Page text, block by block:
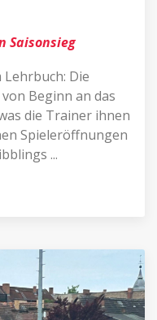
Saisonsieg
Lehrbuch: Die
Beginn an das
die Trainer ihnen
Spieleröffnungen
...